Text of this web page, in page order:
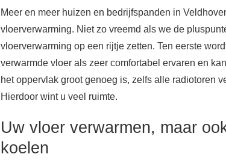
Meer en meer huizen en bedrijfspanden in
vloerverwarming. Niet zo vreemd als we de
vloerverwarming op een rijtje zetten. Ten eerste
verwarmde vloer als zeer comfortabel ervaren en
het oppervlak groot genoeg is, zelfs alle radiotoren
Hierdoor wint u veel ruimte.
Uw vloer verwarmen, maar
koelen